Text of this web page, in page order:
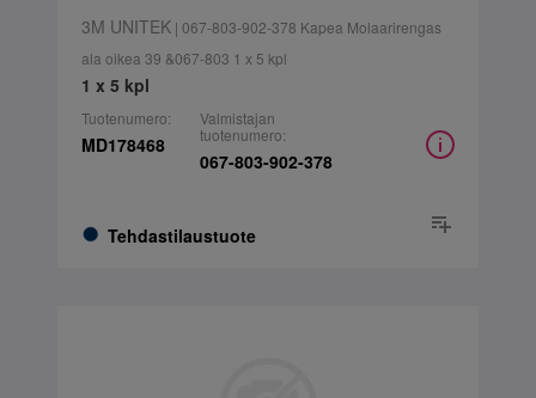
3M UNITEK| 067-803-902-378 Kapea Molaarirengas
ala oikea 39 &067-803 1 x 5 kpl
1 x 5 kpl
Tuotenumero:
MD178468
Tehdastilaustuote
Valmistajan
tuotenumero:
067-803-902-378